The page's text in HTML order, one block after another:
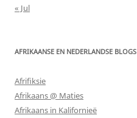
« Jul
AFRIKAANSE EN NEDERLANDSE BLOGS
Afrifiksie
Afrikaans @ Maties
Afrikaans in Kalifornieë